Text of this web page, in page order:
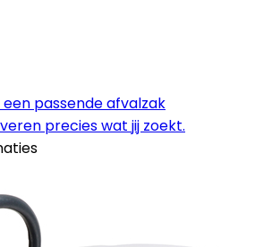
passende afvalzak
precies wat jij zoekt.